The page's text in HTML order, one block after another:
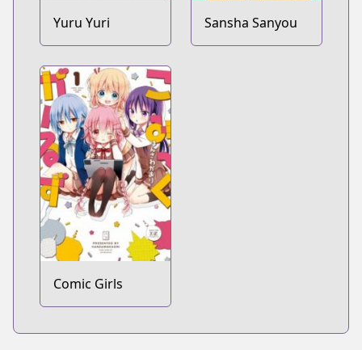
Yuru Yuri Sansha Sanyou
Comic Girls